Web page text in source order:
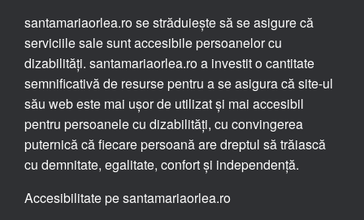
santamariaorlea.ro se străduiește să se asigure că
serviciile sale sunt accesibile persoanelor cu
dizabilități. santamariaorlea.ro a investit o cantitate
semnificativă de resurse pentru a se asigura că site-ul
său web este mai ușor de utilizat și mai accesibil
pentru persoanele cu dizabilități, cu convingerea
puternică că fiecare persoană are dreptul să trăiască
cu demnitate, egalitate, confort și independență.
Accesibilitate pe santamariaorlea.ro